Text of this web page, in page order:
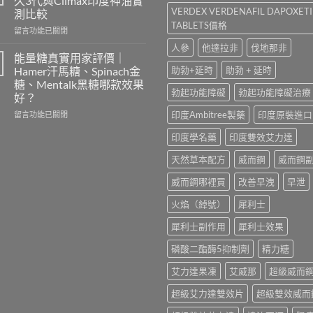
學
名
藥
買
渠
道、
價
錢
與
Levifil
20mg
評
印
度
樂
威
壯
學
測比較
在
久
噴
霧
邊
款
最
留言功能已關閉
能量糖真實用家評價｜
Hamer汗馬糖、Spinach金
糖、Mentalk黑糖哪款效果
好？
在
留言功能已關閉
VERDEX VERDENAFIL
TABLETS價格
人參
他達拉非
伐地那非
助勃+延時
助勃 + 延時
勃起功能障礙
勃起功能障礙治療
印度Ambitree製藥
印度原裝進口
印度學名藥
印度雙效艾力達
天然草本配方
威而鋼
威而鋼
威而鋼哪裡買
改善早洩
早泄
火焰（綽號）
犀利士
犀利士副作用
犀利士效果
磷酸二酯酶5抑制劑
精力糖
艾力達果凍
艾威那
超級威而鋼
超級艾力達雙效片
超級雙效威而